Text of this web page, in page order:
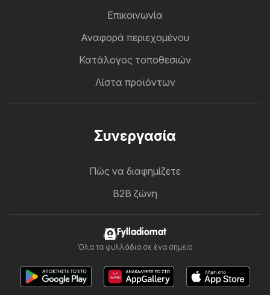
Επικοινωνία
Αναφορά περιεχομένου
Κατάλογος τοποθεσιών
Λίστα προϊόντων
Συνεργασία
Πώς να διαφημίζετε
B2B ζώνη
Fylladiomat
Όλα τα φυλλάδια σε ένα σημείο